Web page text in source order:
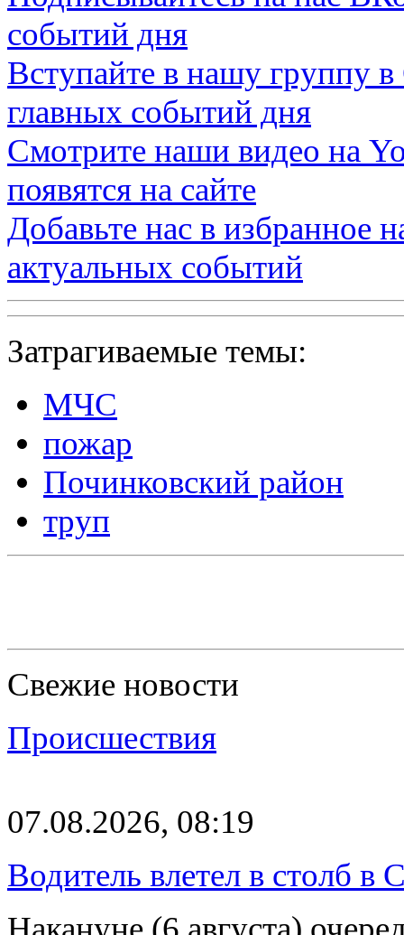
событий дня
Вступайте в нашу группу в
главных событий дня
Смотрите наши видео на
появятся на сайте
Добавьте нас в избранное
актуальных событий
Затрагиваемые темы:
МЧС
пожар
Починковский район
труп
Свежие новости
Происшествия
07.08.2026, 08:19
Водитель влетел в столб в